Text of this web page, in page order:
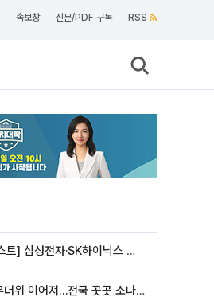
속보창 신문/PDF 구독 RSS
[베스트&워스트] 삼성전자·SK하이닉스 밀린 한 주…상상인증권은 85% 급등
35도 안팎 무더위 이어져…전국 곳곳 소나기 [오늘 날씨]